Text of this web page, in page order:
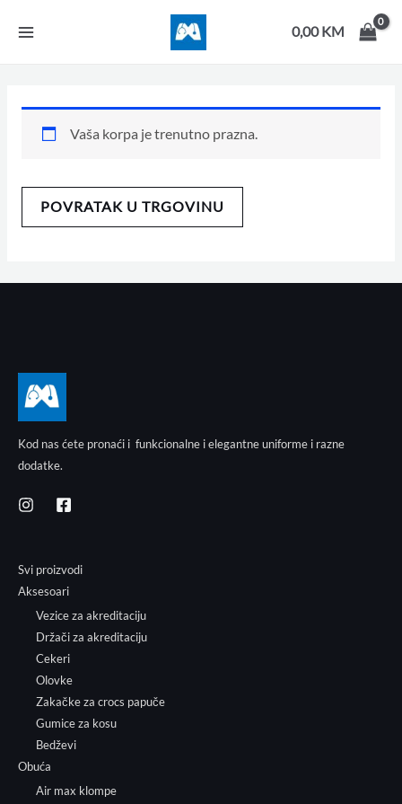
0,00KM
Vaša korpa je trenutno prazna.
POVRATAK U TRGOVINU
Kod nas ćete pronaći i funkcionalne i elegantne uniforme i razne
dodatke.
Svi proizvodi
Aksesoari
Vezice za akreditaciju
Držači za akreditaciju
Cekeri
Olovke
Zakačke za crocs papuče
Gumice za kosu
Bedževi
Obuća
Air max klompe